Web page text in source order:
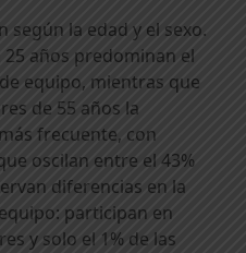
según la edad y el sexo.
25 años predominan el
equipo, mientras que
de 55 años la
frecuente, con
oscilan entre el 43%
diferencias en la
participan en
y solo el 1% de las